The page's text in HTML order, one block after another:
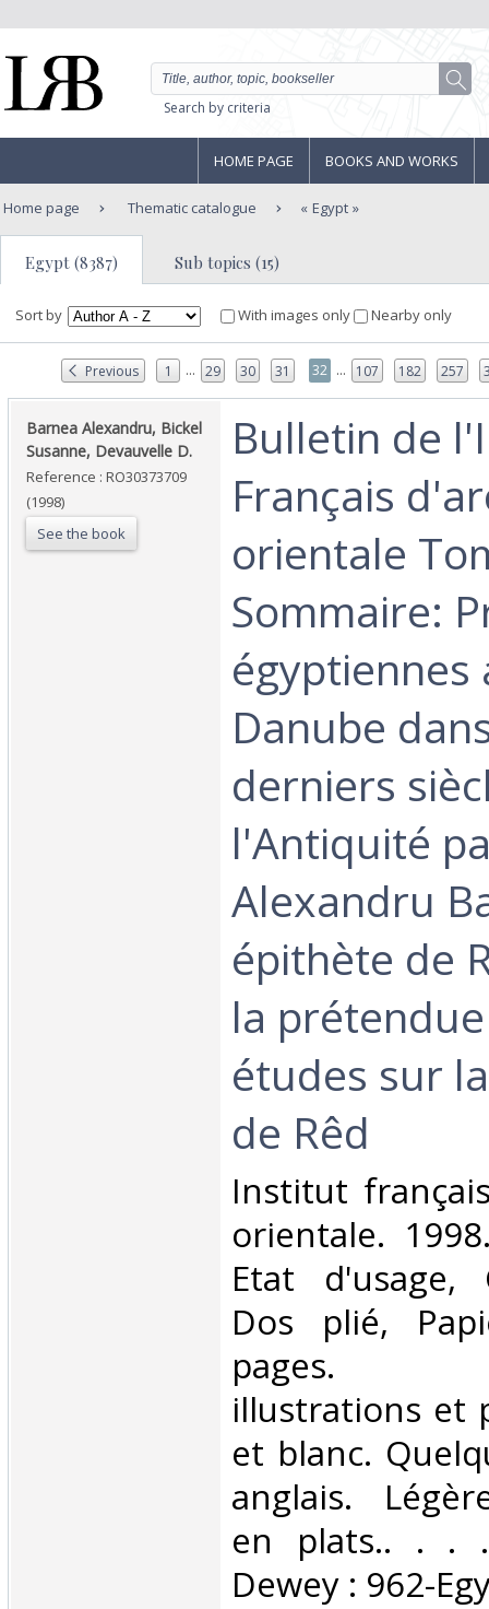
Search by criteria
HOME PAGE BOOKS AND WORKS
Home page Thematic catalogue Egypt
Egypt (8387) Sub topics (15)
Sort by With images only Nearby only
Previous 1 ... 29 30 31 32 ... 107 182 257
‎Barnea Alexandru, Bickel
Susanne, Devauvelle D.‎
Reference : RO30373709
(1998)
See the book
‎Bulletin de
Français
orientale
Sommaire:
égyptiennes
Danube
derniers
l'Antiquité
Alexandru
épithète de
la
études sur
de Rêd‎
‎Institut
orientale.
Etat d'usage,
Dos plié,
pages.
illustrations et
et blanc.
anglais.
en plats.. . . .
Dewey : 962-